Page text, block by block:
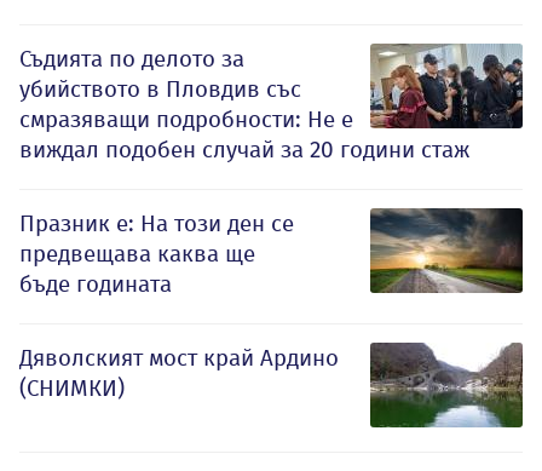
Съдията по делото за
убийството в Пловдив със
смразяващи подробности: Не е
виждал подобен случай за 20 години стаж
Празник е: На този ден се
предвещава каква ще
бъде годината
Дяволският мост край Ардино
(СНИМКИ)